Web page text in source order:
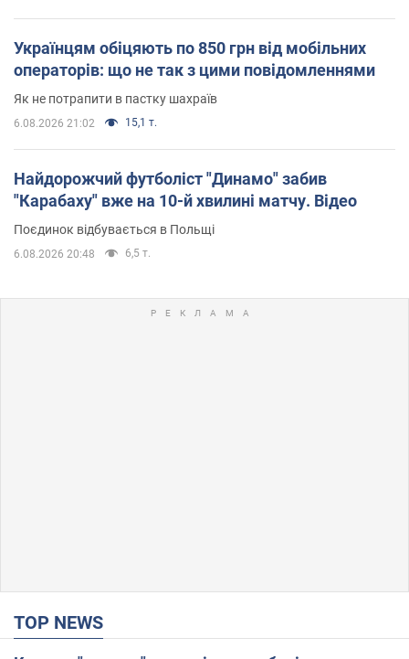
Українцям обіцяють по 850 грн від мобільних
операторів: що не так з цими повідомленнями
Як не потрапити в пастку шахраїв
6.08.2026 21:02 15,1 т.
Найдорожчий футболіст "Динамо" забив
"Карабаху" вже на 10-й хвилині матчу. Відео
Поєдинок відбувається в Польщі
6.08.2026 20:48 6,5 т.
TOP NEWS